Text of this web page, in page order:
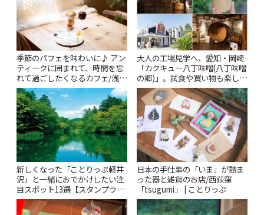
季節のパフェを味わいに♪ アン
ティークに囲まれて、時間を忘
れて過ごしたくなるカフェ/浅草
「annorum cafe」 | ことりっぷ
大人の工場見学へ、愛知・岡崎
「カクキュー八丁味噌(八丁味噌
の郷)」。試食や買い物も楽しみ
♪ | ことりっぷ
新しくなった「ことりっぷ軽井
沢」と一緒におでかけしたい注
目スポット13選【スタンプラリ
ー開催中】 | ことりっぷ
日本の手仕事の「いま」が詰ま
った器と雑貨のお店/西荻窪
「tsugumi」 | ことりっぷ